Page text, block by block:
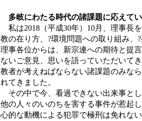
多岐にわたる時代の諸課題に応えて
私は2018（平成30年）10月、理事長
教の在り方、?環境問題への取り組み、
理事各位からは、新宗連への期待と提
ないご意見、思いを語っていただいて
教者が考えねばならない諸課題のみな
れてきました。
その中で今、看過できない出来事と
他の人々のいのちを害する事件が惹起
心的な動機による犯罪で極刑は免れ